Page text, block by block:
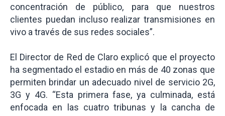
concentración de público, para que nuestros
clientes puedan incluso realizar transmisiones en
vivo a través de sus redes sociales”.
El Director de Red de Claro explicó que el proyecto
ha segmentado el estadio en más de 40 zonas que
permiten brindar un adecuado nivel de servicio 2G,
3G y 4G. “Esta primera fase, ya culminada, está
enfocada en las cuatro tribunas y la cancha de